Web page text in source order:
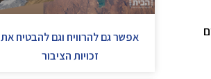
אפשר גם להרוויח וגם להבטיח את
זכויות הציבור